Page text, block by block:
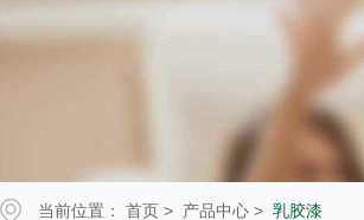
当前位置： 首页 > 产品中心 > 乳胶漆